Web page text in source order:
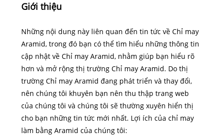
Giới thiệu
Những nội dung này liên quan đến tin tức về Chỉ may
Aramid, trong đó bạn có thể tìm hiểu những thông tin
cập nhật về Chỉ may Aramid, nhằm giúp bạn hiểu rõ
hơn và mở rộng thị trường Chỉ may Aramid. Do thị
trường Chỉ may Aramid đang phát triển và thay đổi,
nên chúng tôi khuyên bạn nên thu thập trang web
của chúng tôi và chúng tôi sẽ thường xuyên hiển thị
cho bạn những tin tức mới nhất. Lợi ích của chỉ may
làm bằng Aramid của chúng tôi: